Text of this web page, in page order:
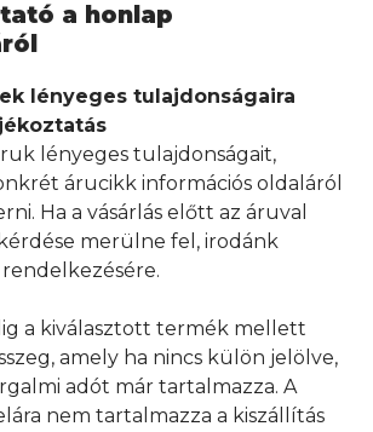
a honlap
lényeges tulajdonságaira
lényeges tulajdonságait,
árucikk információs oldaláról
Ha a vásárlás előtt az áruval
merülne fel, irodánk
a kiválasztott termék mellett
amely ha nincs külön jelölve,
adót már tartalmazza. A
nem tartalmazza a kiszállítás